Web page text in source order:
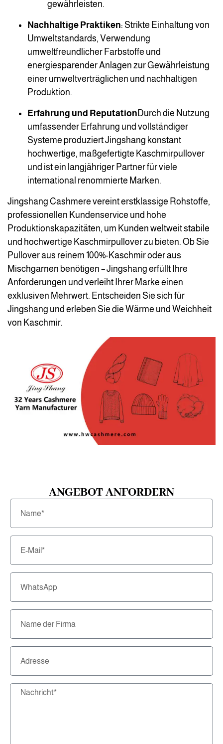
gewährleisten.
Nachhaltige Praktiken: Strikte Einhaltung von
Umweltstandards, Verwendung
umweltfreundlicher Farbstoffe und
energiesparender Anlagen zur Gewährleistung
einer umweltverträglichen und nachhaltigen
Produktion.
Erfahrung und Reputation Durch die Nutzung
umfassender Erfahrung und vollständiger
Systeme produziert Jingshang konstant
hochwertige, maßgefertigte Kaschmirpullover
und ist ein langjähriger Partner für viele
international renommierte Marken.
Jingshang Cashmere vereint erstklassige Rohstoffe,
professionellen Kundenservice und hohe
Produktionskapazitäten, um Kunden weltweit stabile
und hochwertige Kaschmirpullover zu bieten. Ob Sie
Pullover aus reinem 100%-Kaschmir oder aus
Mischgarnen benötigen – Jingshang erfüllt Ihre
Anforderungen und verleiht Ihrer Marke einen
exklusiven Mehrwert. Entscheiden Sie sich für
Jingshang und erleben Sie die Wärme und Weichheit
von Kaschmir.
ANGEBOT ANFORDERN